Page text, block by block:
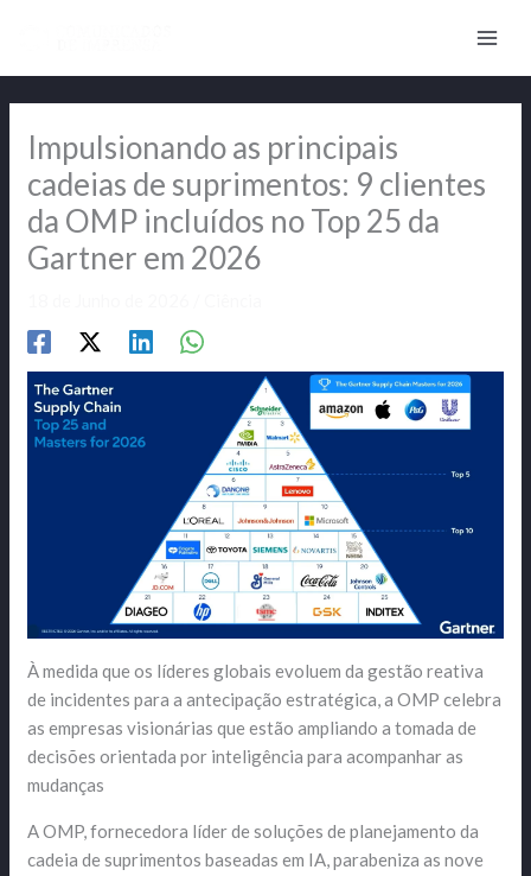
Impulsionando as principais
cadeias de suprimentos: 9 clientes
da OMP incluídos no Top 25 da
Gartner em 2026
À medida que os líderes globais evoluem da gestão reativa
de incidentes para a antecipação estratégica, a OMP celebra
as empresas visionárias que estão ampliando a tomada de
decisões orientada por inteligência para acompanhar as
mudanças
A OMP, fornecedora líder de soluções de planejamento da
cadeia de suprimentos baseadas em IA, parabeniza as nove